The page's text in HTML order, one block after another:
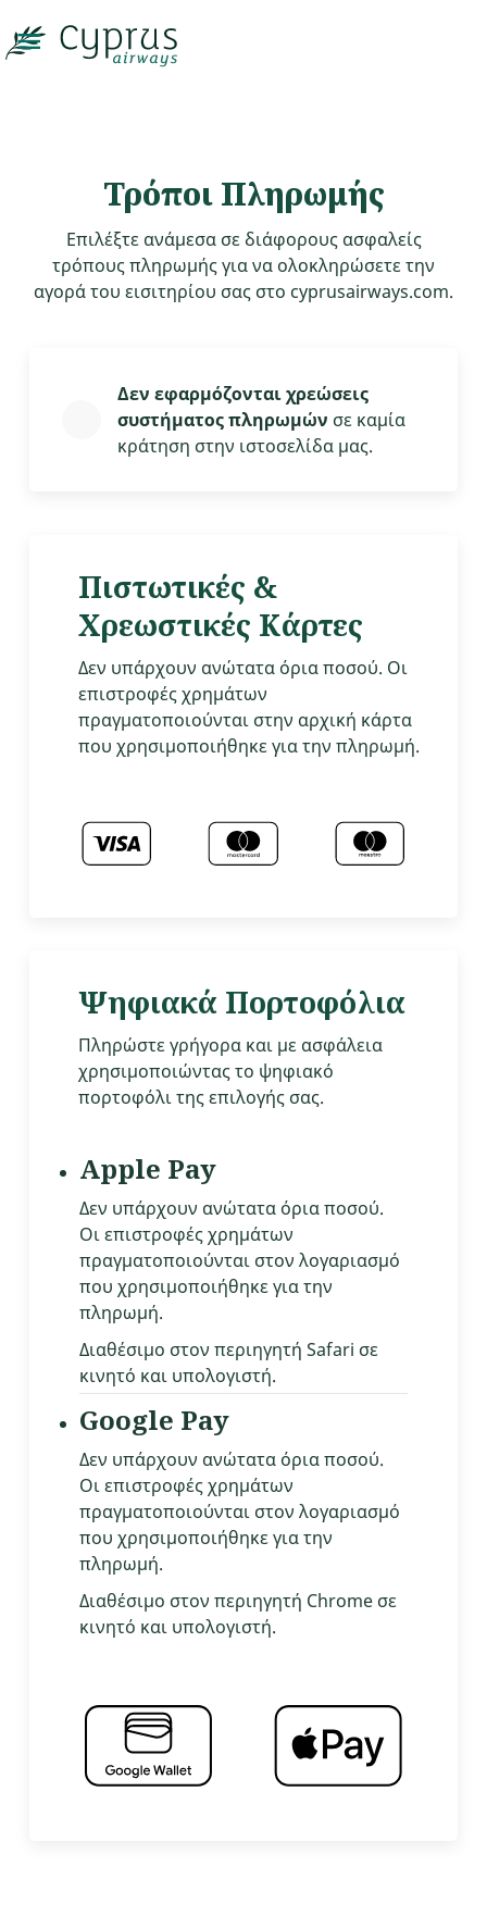

Τρόποι Πληρωμής
Επιλέξτε ανάμεσα σε διάφορους ασφαλείς
τρόπους πληρωμής για να ολοκληρώσετε την
αγορά του εισιτηρίου σας στο cyprusairways.com.
Δεν εφαρμόζονται χρεώσεις
συστήματος πληρωμών σε καμία
κράτηση στην ιστοσελίδα μας.
Πιστωτικές &
Χρεωστικές Κάρτες
Δεν υπάρχουν ανώτατα όρια ποσού. Οι
επιστροφές χρημάτων
πραγματοποιούνται στην αρχική κάρτα
που χρησιμοποιήθηκε για την πληρωμή.
Ψηφιακά Πορτοφόλια
Πληρώστε γρήγορα και με ασφάλεια
χρησιμοποιώντας το ψηφιακό
πορτοφόλι της επιλογής σας.
Apple Pay
Δεν υπάρχουν ανώτατα όρια ποσού.
Οι επιστροφές χρημάτων
πραγματοποιούνται στον λογαριασμό
που χρησιμοποιήθηκε για την
πληρωμή.
Διαθέσιμο στον περιηγητή Safari σε
κινητό και υπολογιστή.
Google Pay
Δεν υπάρχουν ανώτατα όρια ποσού.
Οι επιστροφές χρημάτων
πραγματοποιούνται στον λογαριασμό
που χρησιμοποιήθηκε για την
πληρωμή.
Διαθέσιμο στον περιηγητή Chrome σε
κινητό και υπολογιστή.